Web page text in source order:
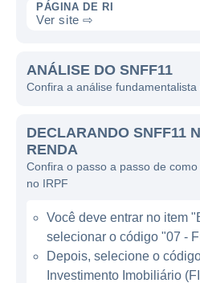
Os ativos em que o
imobiliários, que podem
segmentos, como
Essa abordagem
aproveite as
imobiliário e financeiro,
fundo também pode
ativos de renda fixa,
rentabilidade.
PÁGINA DE RI
Ver site ⇨
ANÁLISE DO SNFF11
Confira a análise fundamentalista
DECLARANDO SNFF11
RENDA
Confira o passo a passo de
no IRPF
Você deve entrar no item
selecionar o código "07 -
Depois, selecione o
Investimento Imobiliário